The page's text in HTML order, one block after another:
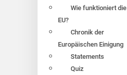
Wie funktioniert die
EU?
Chronik der
Europäischen Einigung
Statements
Quiz